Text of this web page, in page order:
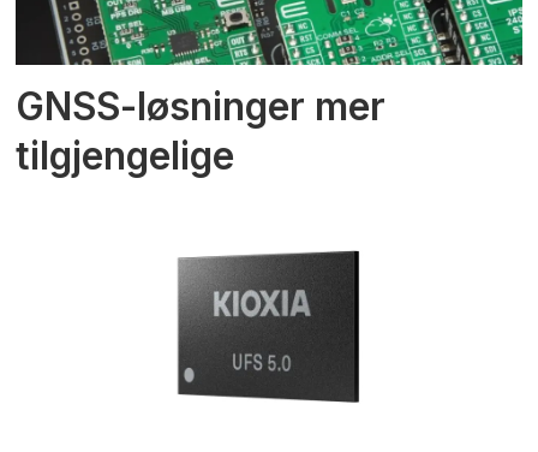
GNSS-løsninger mer
tilgjengelige